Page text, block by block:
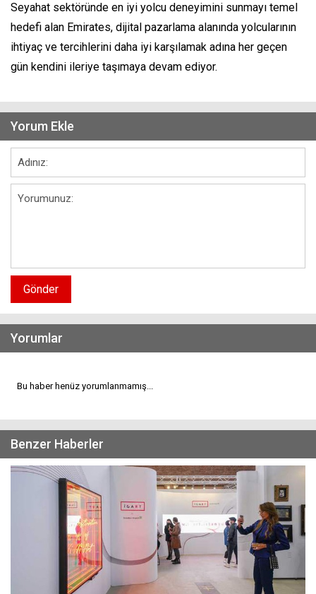
Seyahat sektöründe en iyi yolcu deneyimini sunmayı temel
hedefi alan Emirates, dijital pazarlama alanında yolcularının
ihtiyaç ve tercihlerini daha iyi karşılamak adına her geçen
gün kendini ileriye taşımaya devam ediyor.
Yorum Ekle
Gönder
Yorumlar
Bu haber henüz yorumlanmamış...
Benzer Haberler